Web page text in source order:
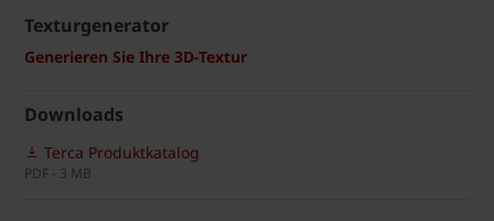
Texturgenerator
Generieren Sie Ihre 3D-Textur
Downloads
Terca Produktkatalog
PDF - 3 MB